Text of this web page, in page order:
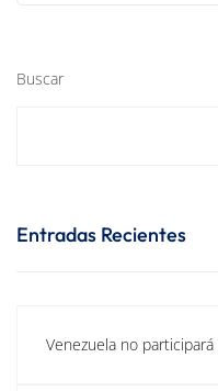
Buscar
Entradas Recientes
Venezuela no